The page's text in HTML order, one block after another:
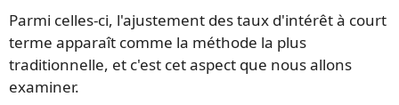
Parmi celles-ci, l'ajustement des taux d'intérêt à court
terme apparaît comme la méthode la plus
traditionnelle, et c'est cet aspect que nous allons
examiner.